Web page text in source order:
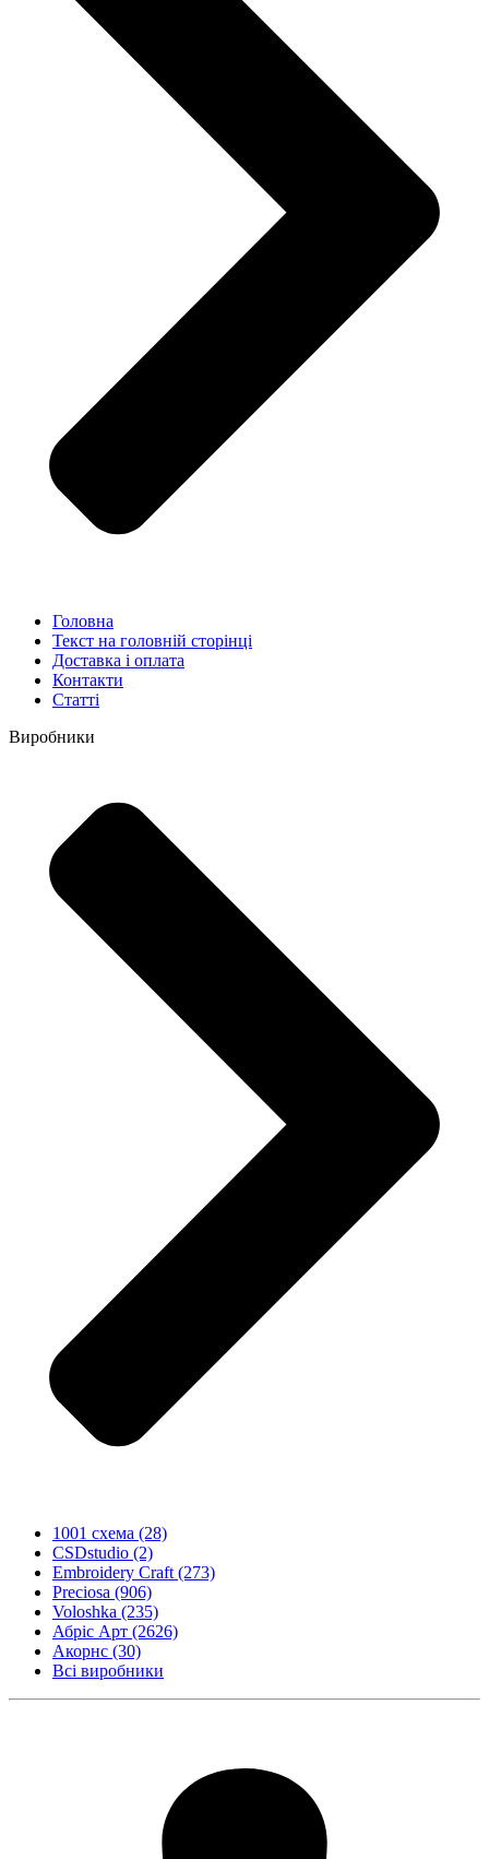
Головна
Текст на головній сторінці
Доставка і оплата
Контакти
Статті
Виробники
1001 схема (28)
CSDstudio (2)
Embroidery Craft (273)
Preciosa (906)
Voloshka (235)
Абріс Арт (2626)
Акорнс (30)
Всі виробники